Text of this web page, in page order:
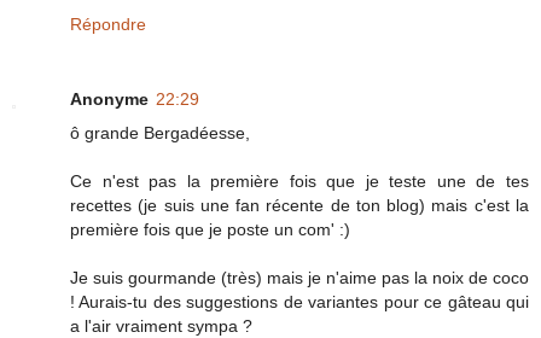
Répondre
Anonyme 22:29
ô grande Bergadéesse,
Ce n'est pas la première fois que je teste une de tes
recettes (je suis une fan récente de ton blog) mais c'est la
première fois que je poste un com' :)
Je suis gourmande (très) mais je n'aime pas la noix de coco
! Aurais-tu des suggestions de variantes pour ce gâteau qui
a l'air vraiment sympa ?